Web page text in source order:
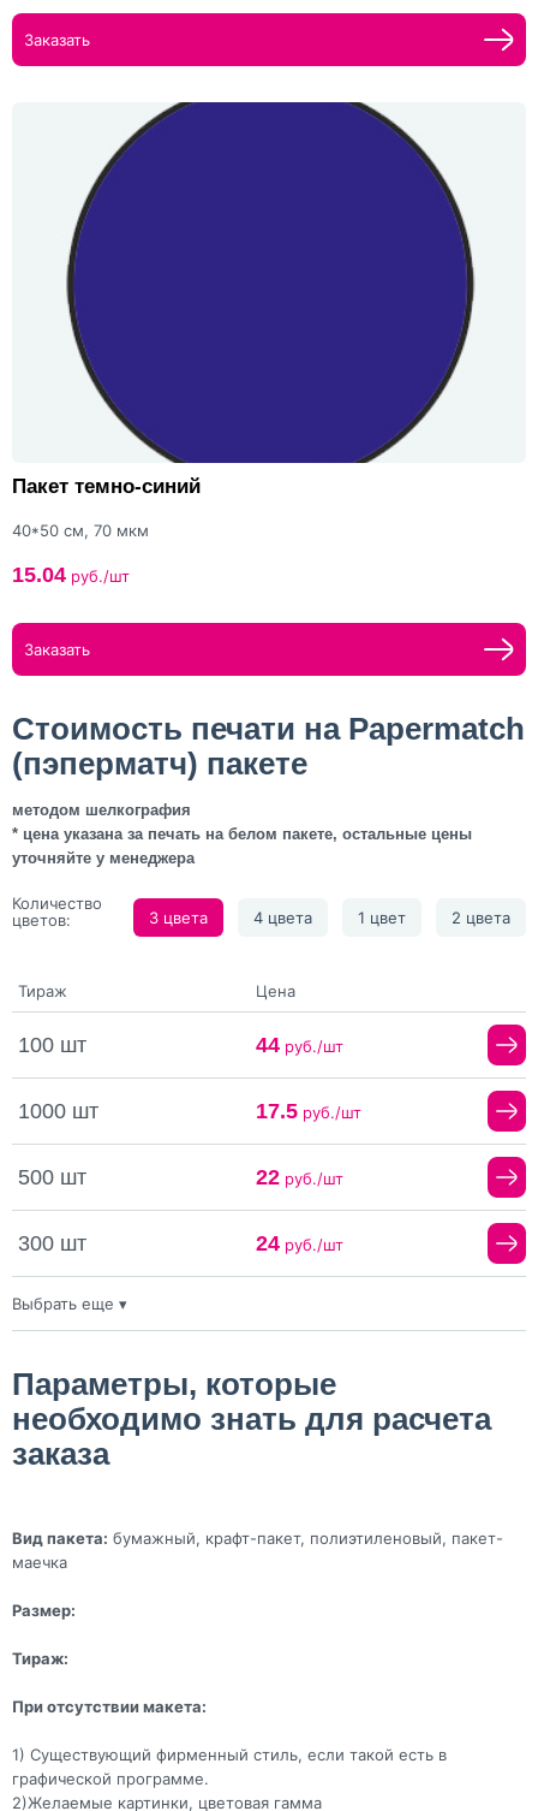
Заказать
Пакет темно-синий
40*50 см, 70 мкм
15.04 руб./шт
Заказать
Стоимость печати на Papermatch
(пэперматч) пакете
методом шелкография
* цена указана за печать на белом пакете, остальные цены
уточняйте у менеджера
Количество
цветов:
3 цвета 4 цвета 1 цвет 2 цвета
Тираж Цена
100 шт 44руб./шт
1000 шт 17.5руб./шт
500 шт 22руб./шт
300 шт 24руб./шт
200 шт
Выбрать еще ▾
Параметры, которые
необходимо знать для расчета
заказа
Вид пакета: бумажный, крафт-пакет, полиэтиленовый, пакет-
маечка
Размер:
Тираж:
При отсутствии макета:
1) Существующий фирменный стиль, если такой есть в
графической программе.
2)Желаемые картинки, цветовая гамма